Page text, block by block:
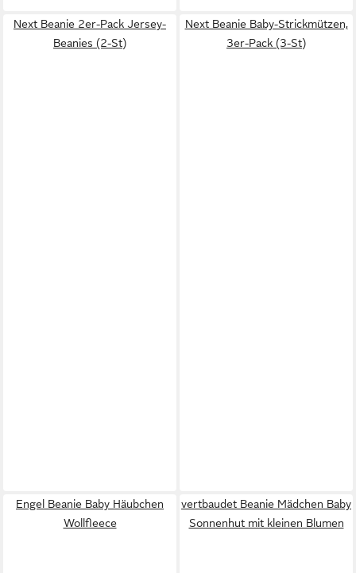
Next Beanie 2er-Pack Jersey-
Beanies (2-St)
Next Beanie Baby-Strickmützen,
3er-Pack (3-St)
Engel Beanie Baby Häubchen
Wollfleece
vertbaudet Beanie Mädchen Baby
Sonnenhut mit kleinen Blumen